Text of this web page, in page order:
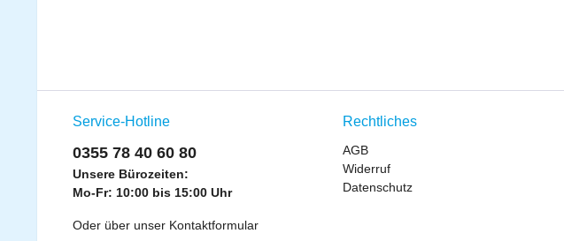
Service-Hotline
0355 78 40 60 80
Unsere Bürozeiten:
Mo-Fr: 10:00 bis 15:00 Uhr
Oder über unser Kontaktformular
Rechtliches
AGB
Widerruf
Datenschutz